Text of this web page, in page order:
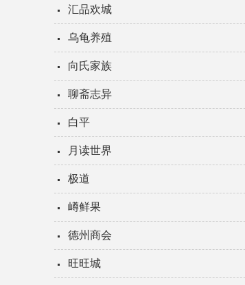
汇品欢城
乌龟养殖
向氏家族
聊斋志异
白平
月读世界
极道
嶟鲜果
德州商会
旺旺城